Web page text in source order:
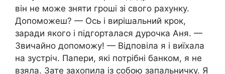
він не може зняти гроші зі свого рахунку.
Допоможеш? — Ось і вирішальний крок,
заради якого і підгорталася дypoчка Аня. —
Звичайно допоможу! — Відповіла я і виїхала
на зустріч. Папери, які потрібні банком, я не
взяла. Зате захопила із собою запальничку. Я